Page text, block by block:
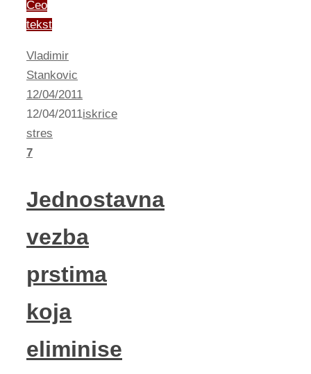
Ceo
tekst
Vladimir
Stankovic
12/04/2011
12/04/2011iskrice
stres
7
Jednostavna
vezba
prstima
koja
eliminise